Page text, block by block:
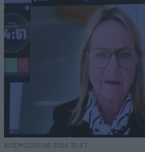
ΚΟΣΜΟΣ05·08·2026 23:47